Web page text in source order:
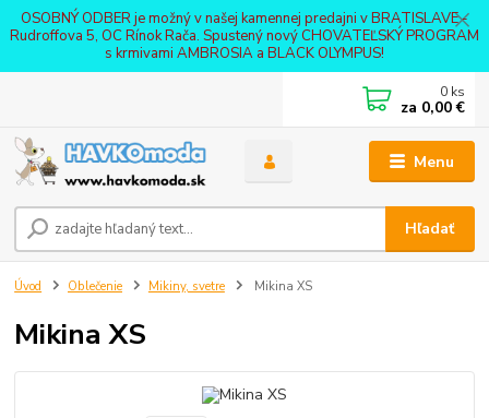
OSOBNÝ ODBER je možný v našej kamennej predajni v BRATISLAVE -
Rudroffova 5, OC Rínok Rača. Spustený nový CHOVATEĽSKÝ PROGRAM
s krmivami AMBROSIA a BLACK OLYMPUS!
Menu
Hľadať
0 ks
za 0,00 €
Úvod Oblečenie Mikiny, svetre Mikina XS
Mikina XS